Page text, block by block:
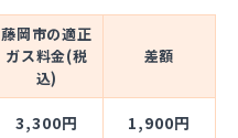
藤岡市の適正
ガス料金(税
込)
差額
3,300円 1,900円